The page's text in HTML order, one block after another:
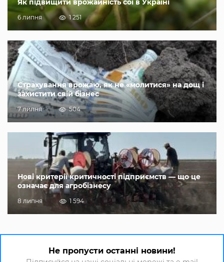
Як підвищити врожайність сої в Україні
6 липня 1 251
Страхування врожаю, як не «молитися» на дощ і
захистити свій бізнес
7 липня 504
Нові критерії критичності підприємств — що це
означає для агробізнесу
8 липня 1 594
Не пропусти останні новини!